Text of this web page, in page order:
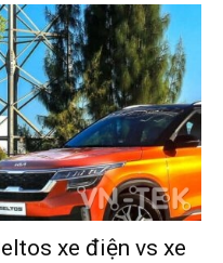
xe điện vs xe